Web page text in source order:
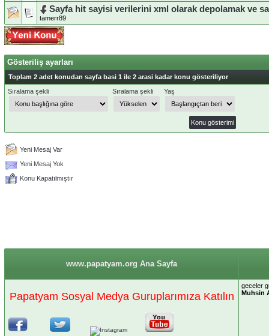
Sayfa hit sayisi verilerini xml olarak depolamak ve
tamerr89
Gösteriliş ayarları
Toplam 2 adet konudan sayfa basi 1 ile 2 arasi kadar konu gösteriliyor
Sıralama şekli
Sıralama şekli Yaş
Yeni Mesaj Var
Yeni Mesaj Yok
Konu Kapatılmıştır
www.papatyam.org Ana Sayfa
Papatyam Sosyal Medya Guruplarımıza Katılın
geceler
Muhsin